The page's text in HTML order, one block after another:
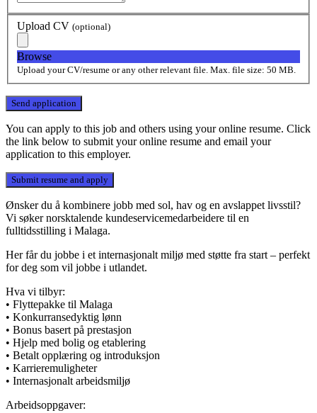
Upload CV (optional)
Browse
Upload your CV/resume or any other relevant file. Max. file size: 50 MB.
You can apply to this job and others using your online resume. Click
the link below to submit your online resume and email your
application to this employer.
Ønsker du å kombinere jobb med sol, hav og en avslappet livsstil?
Vi søker norsktalende kundeservicemedarbeidere til en
fulltidsstilling i Malaga.
Her får du jobbe i et internasjonalt miljø med støtte fra start – perfekt
for deg som vil jobbe i utlandet.
Hva vi tilbyr:
• Flyttepakke til Malaga
• Konkurransedyktig lønn
• Bonus basert på prestasjon
• Hjelp med bolig og etablering
• Betalt opplæring og introduksjon
• Karrieremuligheter
• Internasjonalt arbeidsmiljø
Arbeidsoppgaver: